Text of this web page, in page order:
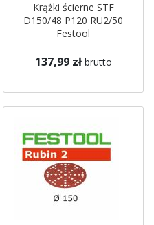
Krążki ścierne STF
D150/48 P120 RU2/50
Festool
137,99 zł brutto